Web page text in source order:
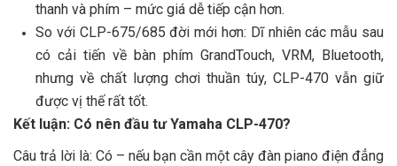
thanh và phím – mức giá dễ tiếp cận hơn.
So với CLP-675/685 đời mới hơn: Dĩ nhiên các mẫu sau
có cải tiến về bàn phím GrandTouch, VRM, Bluetooth,
nhưng về chất lượng chơi thuần túy, CLP-470 vẫn giữ
được vị thế rất tốt.
Kết luận: Có nên đầu tư Yamaha CLP-470?
Câu trả lời là: Có – nếu bạn cần một cây đàn piano điện đẳng